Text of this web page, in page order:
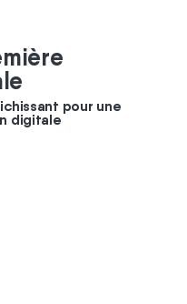
pour une
digitale